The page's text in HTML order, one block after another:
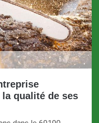
qualité de ses